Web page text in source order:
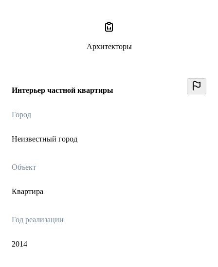
Интерьер частной квартиры
Город
Неизвестный город
Объект
Квартира
Год реализации
2014
Архитекторы